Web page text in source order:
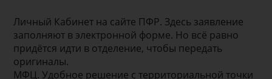
Личный Кабинет на сайте ПФР. Здесь заявление
заполняют в электронной форме. Но всё равно
придётся идти в отделение, чтобы передать
оригиналы.
МФЦ. Удобное решение с территориальной точки